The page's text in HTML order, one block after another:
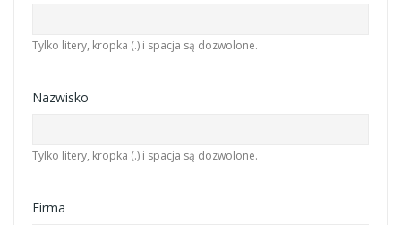
Tylko litery, kropka (.) i spacja są dozwolone.
Nazwisko
Tylko litery, kropka (.) i spacja są dozwolone.
Firma